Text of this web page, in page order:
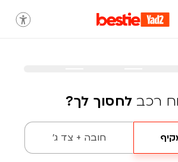
רכב לחסוך לך?
חובה + צד ג'